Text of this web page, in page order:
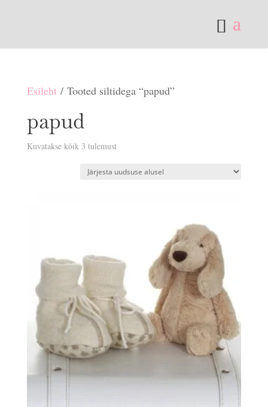
Esileht/ Tooted siltidega “papud”
papud
Kuvatakse kõik 3 tulemustSorditud